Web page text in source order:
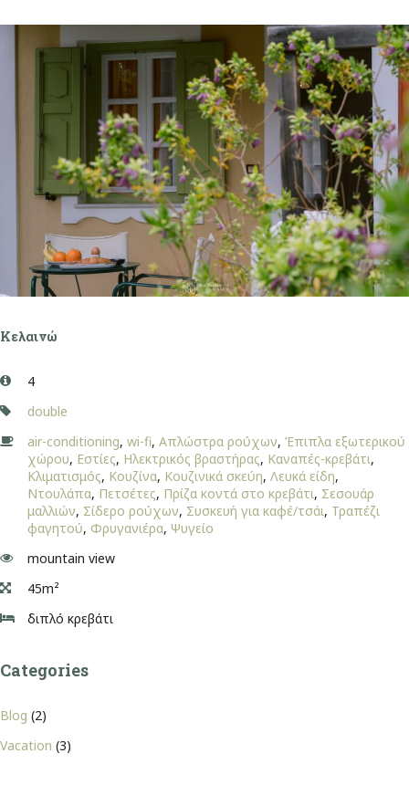
Κελαινώ
4
double
air-conditioning, wi-fi, Απλώστρα ρούχων, Έπιπλα εξωτερικού
χώρου, Εστίες, Ηλεκτρικός βραστήρας, Καναπές-κρεβάτι,
Κλιματισμός, Κουζίνα, Κουζινικά σκεύη, Λευκά είδη,
Ντουλάπα, Πετσέτες, Πρίζα κοντά στο κρεβάτι, Σεσουάρ
μαλλιών, Σίδερο ρούχων, Συσκευή για καφέ/τσάι, Τραπέζι
φαγητού, Φρυγανιέρα, Ψυγείο
mountain view
45m²
διπλό κρεβάτι
Categories
Blog (2)
Vacation (3)